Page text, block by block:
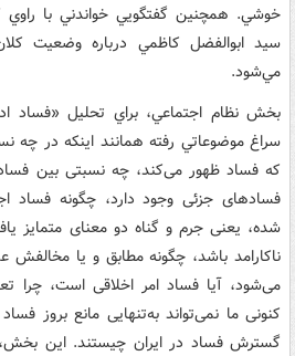
خوشي. همچنين گفتگويي خواندني با
سيد ابوالفضل کاظمي درباره وضعيت
مي‌شود.
بخش نظام اجتماعي، براي تحليل «فساد
سراغ موضوعاتي رفته همانند اينکه در
که فساد ظهور می‌کند، چه نسبتی بین
فسادهای جزئی وجود دارد، چگونه فساد
شده، یعنی جرم و گناه دو معنای متمایز
ناکارامد باشد، چگونه مطابق و یا
می‌شود، آیا فساد امر اخلاقی است، چرا
کنونی ما نمی‌تواند به‌تنهایی مانع بروز
گسترش فساد در ایران چیستند. اين